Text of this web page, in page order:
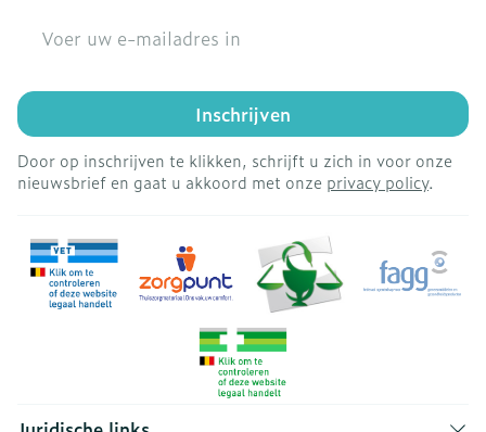
Inschrijven
Door op inschrijven te klikken, schrijft u zich in voor onze
nieuwsbrief en gaat u akkoord met onze privacy policy.